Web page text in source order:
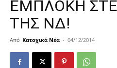
ΕΜΠΛΟΚΗ
ΤΗΣ ΝΔ!
Από Κατοχικά Νέα - 04/12/2014